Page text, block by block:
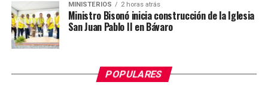
MINISTERIOS 2 horas atrás
Ministro Bisonó inicia construcción de la Iglesia
San Juan Pablo II en Bávaro
POPULARES